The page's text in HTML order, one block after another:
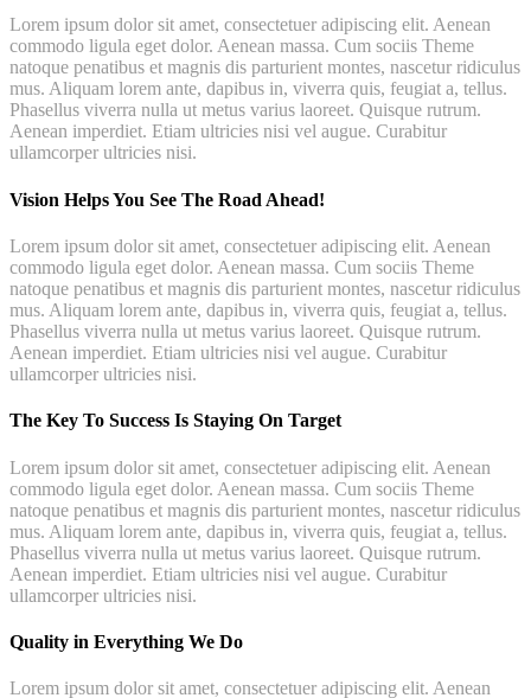
Lorem ipsum dolor sit amet, consectetuer adipiscing elit. Aenean
commodo ligula eget dolor. Aenean massa. Cum sociis Theme
natoque penatibus et magnis dis parturient montes, nascetur ridiculus
mus. Aliquam lorem ante, dapibus in, viverra quis, feugiat a, tellus.
Phasellus viverra nulla ut metus varius laoreet. Quisque rutrum.
Aenean imperdiet. Etiam ultricies nisi vel augue. Curabitur
ullamcorper ultricies nisi.
Vision Helps You See The Road Ahead!
Lorem ipsum dolor sit amet, consectetuer adipiscing elit. Aenean
commodo ligula eget dolor. Aenean massa. Cum sociis Theme
natoque penatibus et magnis dis parturient montes, nascetur ridiculus
mus. Aliquam lorem ante, dapibus in, viverra quis, feugiat a, tellus.
Phasellus viverra nulla ut metus varius laoreet. Quisque rutrum.
Aenean imperdiet. Etiam ultricies nisi vel augue. Curabitur
ullamcorper ultricies nisi.
The Key To Success Is Staying On Target
Lorem ipsum dolor sit amet, consectetuer adipiscing elit. Aenean
commodo ligula eget dolor. Aenean massa. Cum sociis Theme
natoque penatibus et magnis dis parturient montes, nascetur ridiculus
mus. Aliquam lorem ante, dapibus in, viverra quis, feugiat a, tellus.
Phasellus viverra nulla ut metus varius laoreet. Quisque rutrum.
Aenean imperdiet. Etiam ultricies nisi vel augue. Curabitur
ullamcorper ultricies nisi.
Quality in Everything We Do
Lorem ipsum dolor sit amet, consectetuer adipiscing elit. Aenean